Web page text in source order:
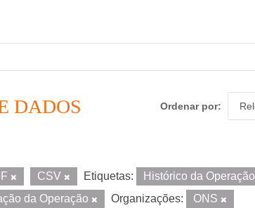
Ordenar por
DADOS
CSV Etiquetas: Histórico da Operação
da Operação Organizações: ONS